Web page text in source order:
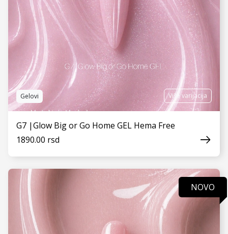
VIDI JOŠ
Gelovi Više varijacija
G7 |Glow Big or Go Home GEL Hema Free
1890.00 rsd
NOVO